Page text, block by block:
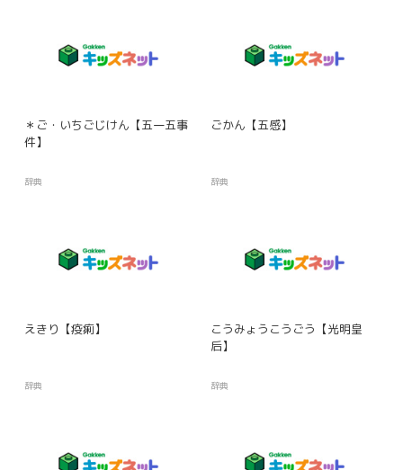
＊ご・いちごじけん【五一五事
件】
辞典
ごかん【五感】
辞典
えきり【疫痢】
辞典
こうみょうこうごう【光明皇
后】
辞典